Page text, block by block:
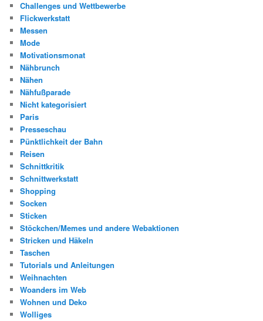
Challenges und Wettbewerbe
Flickwerkstatt
Messen
Mode
Motivationsmonat
Nähbrunch
Nähen
Nähfußparade
Nicht kategorisiert
Paris
Presseschau
Pünktlichkeit der Bahn
Reisen
Schnittkritik
Schnittwerkstatt
Shopping
Socken
Sticken
Stöckchen/Memes und andere Webaktionen
Stricken und Häkeln
Taschen
Tutorials und Anleitungen
Weihnachten
Woanders im Web
Wohnen und Deko
Wolliges